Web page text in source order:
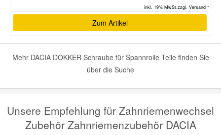
inkl. 19% MwSt.zzgl. Versand *
Zum Artikel
Mehr DACIA DOKKER Schraube für Spannrolle Teile finden Sie
über die Suche
Unsere Empfehlung für Zahnriemenwechsel
Zubehör Zahnriemenzubehör DACIA